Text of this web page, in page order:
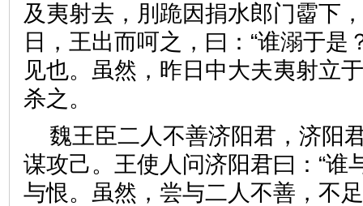
及夷射去，刖跪因捐水郎门霤下
日，王出而呵之，曰：“谁溺于是
见也。虽然，昨日中大夫夷射立
杀之。
魏王臣二人不善济阳君，济阳
谋攻己。王使人问济阳君曰：“谁
与恨。虽然，尝与二人不善，不